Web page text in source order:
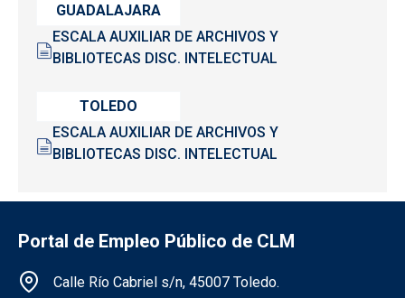
GUADALAJARA
ESCALA AUXILIAR DE ARCHIVOS Y
BIBLIOTECAS DISC. INTELECTUAL
TOLEDO
ESCALA AUXILIAR DE ARCHIVOS Y
BIBLIOTECAS DISC. INTELECTUAL
Portal de Empleo Público de CLM
Información de la institución
Calle Río Cabriel s/n, 45007 Toledo.